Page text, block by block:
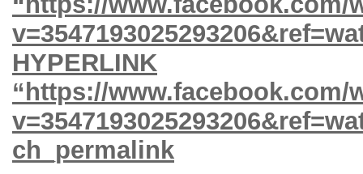
HYPERLINK
“https://www.facebook.com/
ch_permalink